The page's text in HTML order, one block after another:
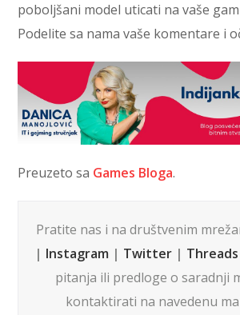
poboljšani model uticati na vaše
Podelite sa nama vaše komentare i
Preuzeto sa Games Bloga.
Pratite nas i na društvenim
| Instagram | Twitter | Threads
pitanja ili predloge o saradnji
kontaktirati na navedenu